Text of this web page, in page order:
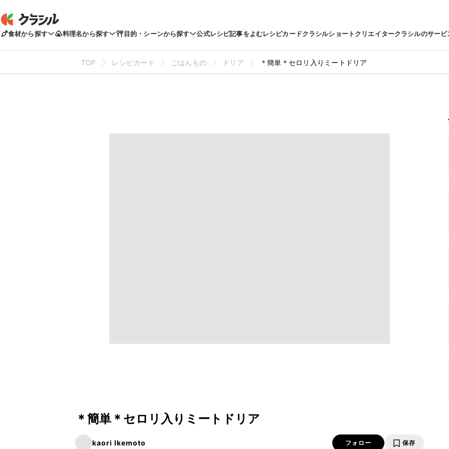
食材から探す 料理名から探す 目的・シーンから探す 公式レシピ記事をよむレシピカードクラシルショートクリエイタークラシルのサービ
TOP レシピカード ごはんもの ドリア ＊簡単＊セロリ入りミートドリア
＊簡単＊セロリ入りミートドリア
kaori Ikemoto フォロー 保存